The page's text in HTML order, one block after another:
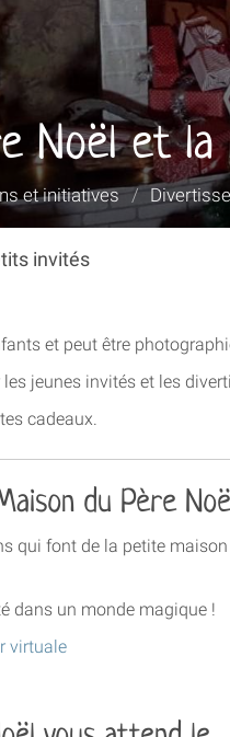
Noël et la
et initiatives /
invités
et peut être
jeunes invités et les
cadeaux.
du Père
qui font de la petite
dans un monde magique !